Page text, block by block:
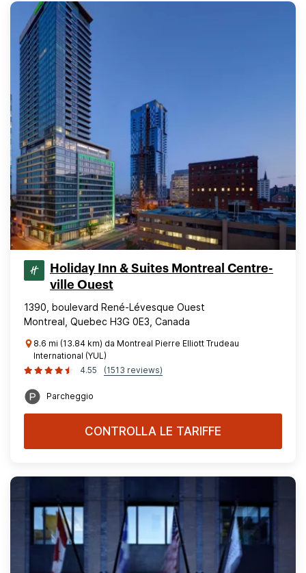
Holiday Inn & Suites Montreal Centre-
ville Ouest
1390, boulevard René-Lévesque Ouest
Montreal, Quebec H3G 0E3, Canada
8.6 mi (13.84 km) da Montreal Pierre Elliott Trudeau
International (YUL)
4.55
(1513 reviews)
Parcheggio
CONTROLLA LE TARIFFE